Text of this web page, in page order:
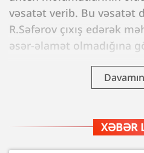
vəsatət verib. Bu vəsatət
R.Səfərov çıxış edərək
əsər-əlamət olmadığına
XƏBƏR